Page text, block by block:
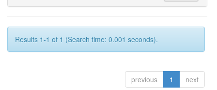
Results 1-1 of 1 (Search time: 0.001 seconds).
previous 1 next